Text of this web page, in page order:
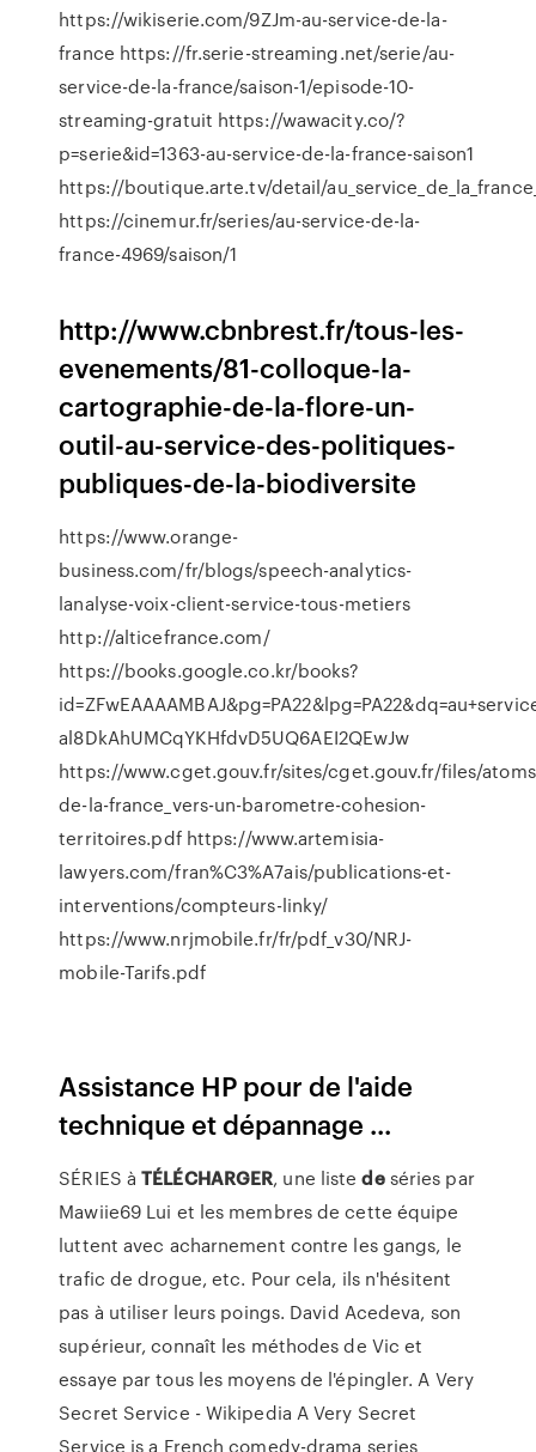
https://wikiserie.com/9ZJm-au-service-de-la-
france https://fr.serie-streaming.net/serie/au-
service-de-la-france/saison-1/episode-10-
streaming-gratuit https://wawacity.co/?
p=serie&id=1363-au-service-de-la-france-saison1
https://boutique.arte.tv/detail/
https://cinemur.fr/series/au-service-de-la-
france-4969/saison/1
http://www.cbnbrest.fr/tous-les-
evenements/81-colloque-la-
cartographie-de-la-flore-un-
outil-au-service-des-politiques-
publiques-de-la-biodiversite
https://www.orange-
business.com/fr/blogs/speech-analytics-
lanalyse-voix-client-service-tous-metiers
http://alticefrance.com/
https://books.google.co.kr/books?
al8DkAhUMCqYKHfdvD5UQ6AEI2QEwJw
https://www.cget.gouv.fr/sites/cget.gouv.fr/files/
de-la-france_vers-un-barometre-cohesion-
territoires.pdf https://www.artemisia-
lawyers.com/fran%C3%A7ais/publications-et-
interventions/compteurs-linky/
https://www.nrjmobile.fr/fr/pdf_v30/NRJ-
mobile-Tarifs.pdf
Assistance HP pour de l'aide
technique et dépannage ...
SÉRIES àTÉLÉCHARGER, une listedeséries par
Mawiie69 Lui et les membres de cette équipe
luttent avec acharnement contre les gangs, le
trafic de drogue, etc. Pour cela, ils n'hésitent
pas à utiliser leurs poings. David Acedeva, son
supérieur, connaît les méthodes de Vic et
essaye par tous les moyens de l'épingler. A Very
Secret Service - Wikipedia A Very Secret
Service is a French comedy-drama series